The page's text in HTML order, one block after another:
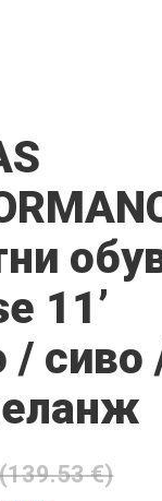
11’
/ сиво
(139.53 €)